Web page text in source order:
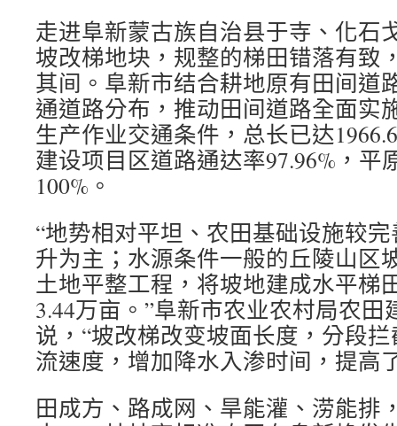
走进阜新蒙古族自治县于寺、化石
坡改梯地块，规整的梯田错落有致
其间。阜新市结合耕地原有田间道
通道路分布，推动田间道路全面实
生产作业交通条件，总长已达
建设项目区道路通达率97.96%，平
100%。
“地势相对平坦、农田基础设施较
升为主；水源条件一般的丘陵山区
土地平整工程，将坡地建成水平梯
3.44万亩。”阜新市农业农村局农
说，“坡改梯改变坡面长度，分段
流速度，增加降水入渗时间，提高
田成方、路成网、旱能灌、涝能排